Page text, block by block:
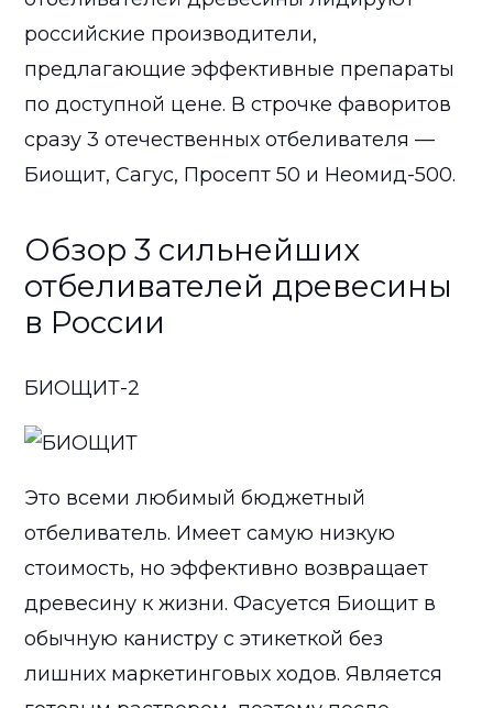
российские производители,
предлагающие эффективные препараты
по доступной цене. В строчке фаворитов
сразу 3 отечественных отбеливателя —
Биощит, Сагус, Просепт 50 и Неомид-500.
Обзор 3 сильнейших
отбеливателей древесины
в России
БИОЩИТ-2
Это всеми любимый бюджетный
отбеливатель. Имеет самую низкую
стоимость, но эффективно возвращает
древесину к жизни. Фасуется Биощит в
обычную канистру с этикеткой без
лишних маркетинговых ходов. Является